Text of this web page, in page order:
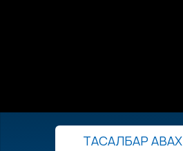
ТАСАЛБАР АВАХ